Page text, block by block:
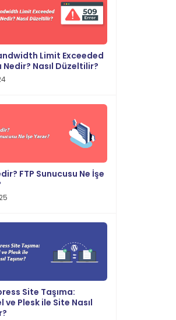
Limit Exceeded
Nedir? Nasıl Düzeltilir?
FTP Sunucusu Ne İşe
Site Taşıma:
ve Plesk ile Site Nasıl